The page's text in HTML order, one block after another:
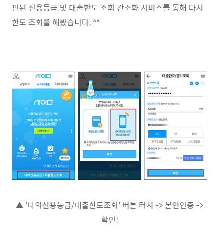
편된 신용등급 및 대출한도 조회 간소화 서비스를 통해 다시
한도 조회를 해봤습니다. ^^
▲ '나의신용등급/대출한도조회' 버튼 터치 -> 본인인증 ->
확인!